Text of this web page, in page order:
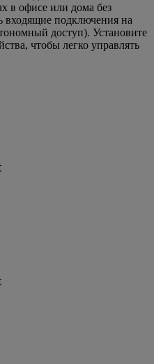
в офисе или дома без
входящие подключения на
доступ). Установите
чтобы легко управлять